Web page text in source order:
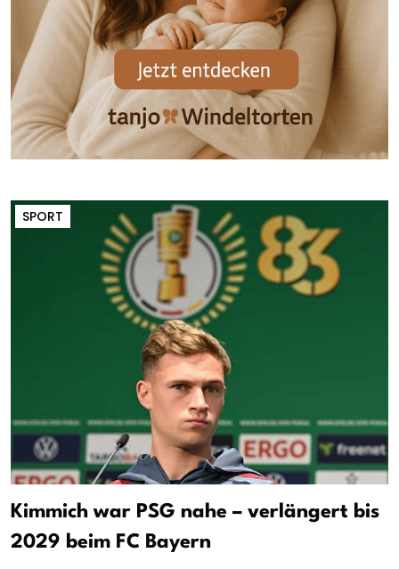
SPORT
Kimmich war PSG nahe – verlängert bis
2029 beim FC Bayern